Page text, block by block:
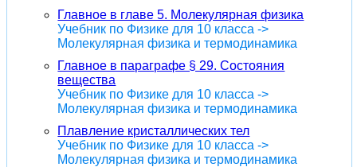
Главное в главе 5. Молекулярная физика
Учебник по Физике для 10 класса ->
Молекулярная физика и термодинамика
Главное в параграфе § 29. Состояния
вещества
Учебник по Физике для 10 класса ->
Молекулярная физика и термодинамика
Плавление кристаллических тел
Учебник по Физике для 10 класса ->
Молекулярная физика и термодинамика